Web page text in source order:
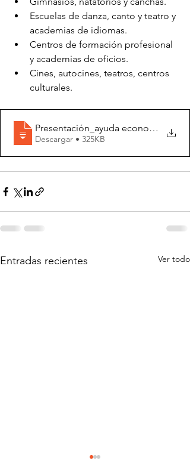
Escuelas de danza, canto y teatro y
academias de idiomas.
Centros de formación profesional
y academias de oficios.
Cines, autocines, teatros, centros
culturales.
Presentación_ayuda
Descargar • 325KB
Entradas recientes Ver todo